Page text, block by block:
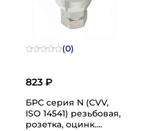
(0)
823 ₽
БРС серия N (CVV,
ISO 14541) резьбовая,
розетка, оцинк.